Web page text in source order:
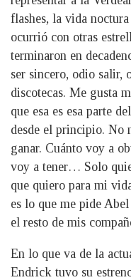
flashes, la vida
ocurrió con otras
terminaron en
ser sincero, odio salir,
discotecas. Me gusta
que esa es esa parte
desde el principio. No
ganar. Cuánto voy a
voy a tener… Solo
que quiero para mi
es lo que me pide
el resto de mis
En lo que va de la
Endrick tuvo su